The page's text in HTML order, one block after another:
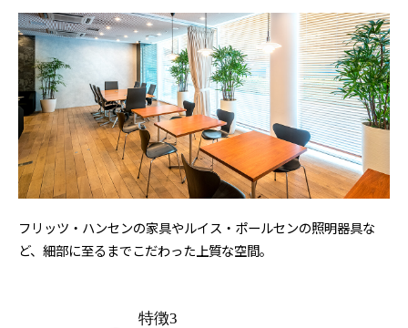
フリッツ・ハンセンの家具やルイス・ポールセンの照明器具な
ど、 細部に至るまでこだわった上質な空間。
特徴3